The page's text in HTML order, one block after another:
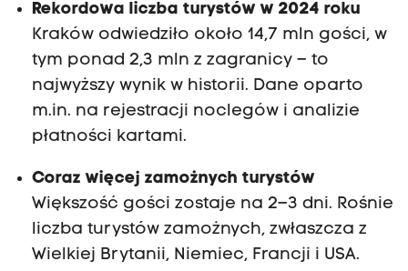
Rekordowa liczba turystów w 2024 roku
Kraków odwiedziło około 14,7 mln gości, w
tym ponad 2,3 mln z zagranicy – to
najwyższy wynik w historii. Dane oparto
m.in. na rejestracji noclegów i analizie
płatności kartami.
Coraz więcej zamożnych turystów
Większość gości zostaje na 2–3 dni. Rośnie
liczba turystów zamożnych, zwłaszcza z
Wielkiej Brytanii, Niemiec, Francji i USA.